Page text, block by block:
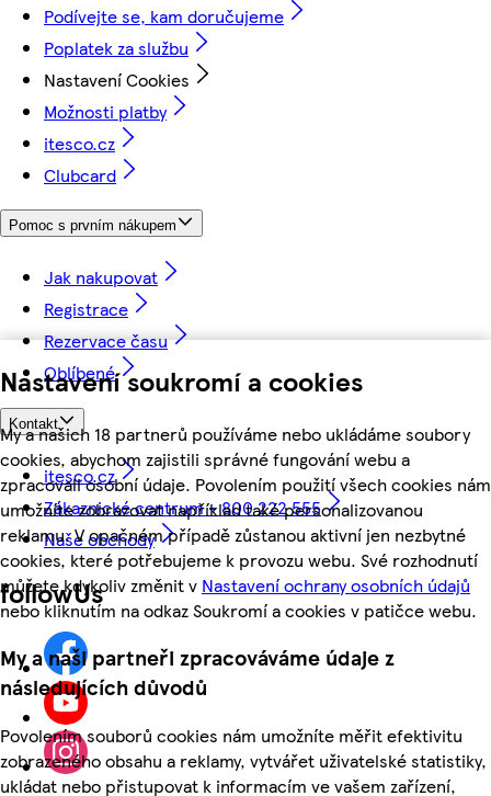
Nastavení soukromí a cookies
My a našich 18 partnerů používáme nebo ukládáme soubory
cookies, abychom zajistili správné fungování webu a
zpracovali osobní údaje. Povolením použití všech cookies nám
umožníte zobrazovat například také personalizovanou
reklamu. V opačném případě zůstanou aktivní jen nezbytné
cookies, které potřebujeme k provozu webu. Své rozhodnutí
můžete kdykoliv změnit v Nastavení ochrany osobních údajů
nebo kliknutím na odkaz Soukromí a cookies v patičce webu.
My a naši partneři zpracováváme údaje z
následujících důvodů
Povolením souborů cookies nám umožníte měřit efektivitu
zobrazeného obsahu a reklamy, vytvářet uživatelské statistiky,
ukládat nebo přistupovat k informacím ve vašem zařízení,
Podívejte se, kam doručujeme
Poplatek za službu
Nastavení Cookies
Možnosti platby
itesco.cz
Clubcard
Pomoc s prvním nákupem
Jak nakupovat
Registrace
Rezervace času
Oblíbené
Kontakt
itesco.cz
Zákaznické centrum - 800 222 555
Naše obchody
followUs